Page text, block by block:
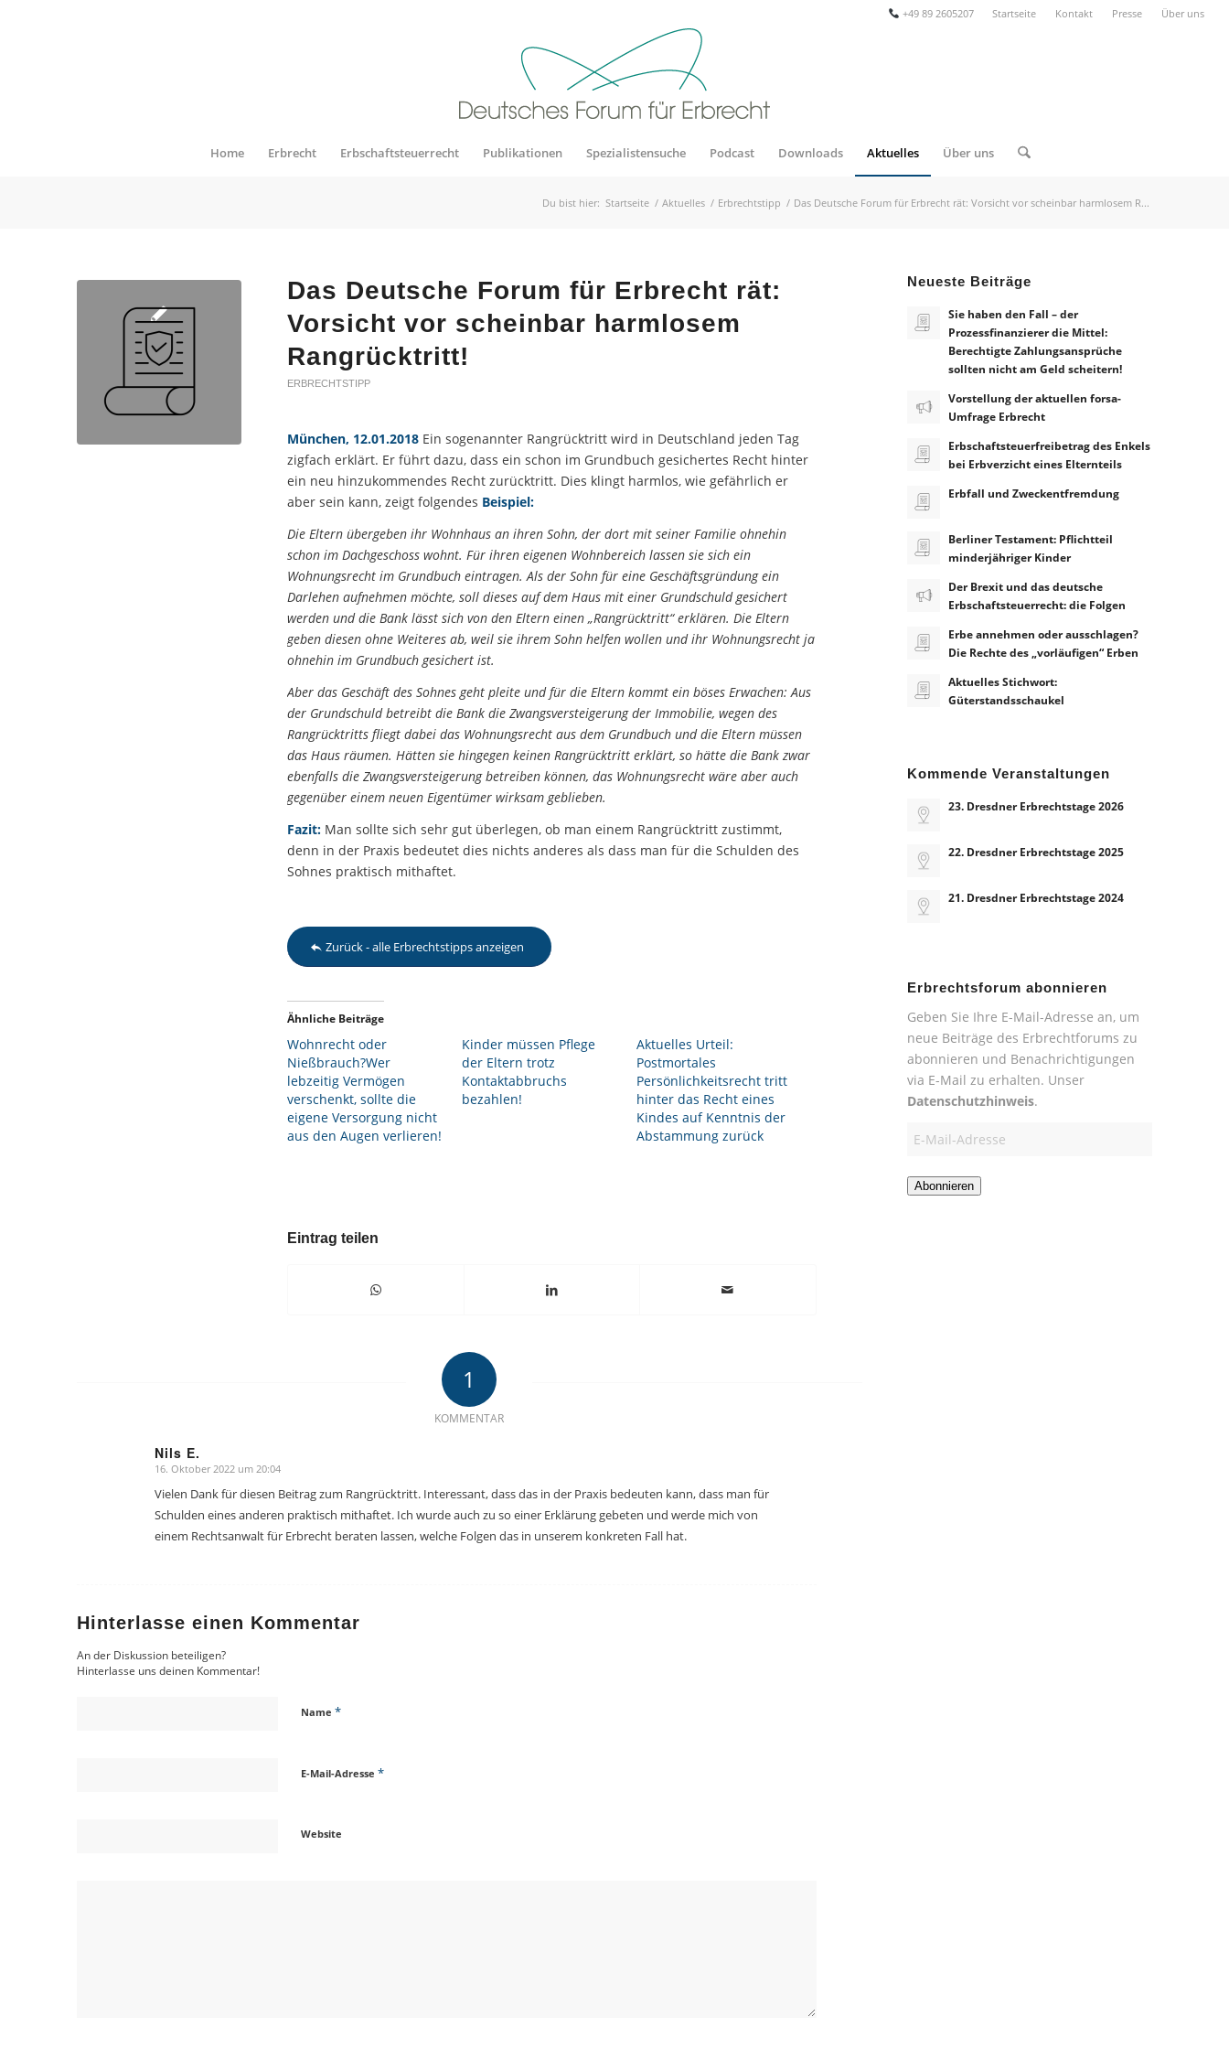
Startseite Kontakt Presse Über uns
+49 89 2605207
Home Erbrecht Erbschaftsteuerrecht Publikationen Spezialistensuche Podcast Downloads Aktuelles Über uns
Du bist hier: Startseite / Aktuelles / Erbrechtstipp / Das Deutsche Forum für Erbrecht rät: Vorsicht vor scheinbar harmlosem R...
Das Deutsche Forum für Erbrecht rät:
Vorsicht vor scheinbar harmlosem
Rangrücktritt!
ERBRECHTSTIPP
München, 12.01.2018Ein sogenannter Rangrücktritt wird in Deutschland jeden Tag
zigfach erklärt. Er führt dazu, dass ein schon im Grundbuch gesichertes Recht hinter
ein neu hinzukommendes Recht zurücktritt. Dies klingt harmlos, wie gefährlich er
aber sein kann, zeigt folgendes Beispiel:
Die Eltern übergeben ihr Wohnhaus an ihren Sohn, der dort mit seiner Familie ohnehin
schon im Dachgeschoss wohnt. Für ihren eigenen Wohnbereich lassen sie sich ein
Wohnungsrecht im Grundbuch eintragen. Als der Sohn für eine Geschäftsgründung ein
Darlehen aufnehmen möchte, soll dieses auf dem Haus mit einer Grundschuld gesichert
werden und die Bank lässt sich von den Eltern einen „Rangrücktritt“ erklären. Die Eltern
geben diesen ohne Weiteres ab, weil sie ihrem Sohn helfen wollen und ihr Wohnungsrecht ja
ohnehin im Grundbuch gesichert ist.
Aber das Geschäft des Sohnes geht pleite und für die Eltern kommt ein böses Erwachen: Aus
der Grundschuld betreibt die Bank die Zwangsversteigerung der Immobilie, wegen des
Rangrücktritts fliegt dabei das Wohnungsrecht aus dem Grundbuch und die Eltern müssen
das Haus räumen. Hätten sie hingegen keinen Rangrücktritt erklärt, so hätte die Bank zwar
ebenfalls die Zwangsversteigerung betreiben können, das Wohnungsrecht wäre aber auch
gegenüber einem neuen Eigentümer wirksam geblieben.
Fazit:Man sollte sich sehr gut überlegen, ob man einem Rangrücktritt zustimmt,
denn in der Praxis bedeutet dies nichts anderes als dass man für die Schulden des
Sohnes praktisch mithaftet.
Zurück - alle Erbrechtstipps anzeigen
Ähnliche Beiträge
Wohnrecht oder
Nießbrauch?Wer
lebzeitig Vermögen
verschenkt, sollte die
eigene Versorgung nicht
aus den Augen verlieren!
Kinder müssen Pflege
der Eltern trotz
Kontaktabbruchs
bezahlen!
Aktuelles Urteil:
Postmortales
Persönlichkeitsrecht tritt
hinter das Recht eines
Kindes auf Kenntnis der
Abstammung zurück
Eintrag teilen
1
KOMMENTAR
Nils E.
sagte:
16. Oktober 2022 um 20:04
Vielen Dank für diesen Beitrag zum Rangrücktritt. Interessant, dass das in der Praxis bedeuten kann, dass man für
Schulden eines anderen praktisch mithaftet. Ich wurde auch zu so einer Erklärung gebeten und werde mich von
einem Rechtsanwalt für Erbrecht beraten lassen, welche Folgen das in unserem konkreten Fall hat.
Hinterlasse einen Kommentar
An der Diskussion beteiligen?
Hinterlasse uns deinen Kommentar!
Name *
E-Mail-Adresse *
Website
Neueste Beiträge
Sie haben den Fall – der
Prozessfinanzierer die Mittel:
Berechtigte Zahlungsansprüche
sollten nicht am Geld scheitern!
Vorstellung der aktuellen forsa-
Umfrage Erbrecht
Erbschaftsteuerfreibetrag des Enkels
bei Erbverzicht eines Elternteils
Erbfall und Zweckentfremdung
Berliner Testament: Pflichtteil
minderjähriger Kinder
Der Brexit und das deutsche
Erbschaftsteuerrecht: die Folgen
Erbe annehmen oder ausschlagen?
Die Rechte des „vorläufigen“ Erben
Aktuelles Stichwort:
Güterstandsschaukel
Kommende Veranstaltungen
23. Dresdner Erbrechtstage 2026
22. Dresdner Erbrechtstage 2025
21. Dresdner Erbrechtstage 2024
Erbrechtsforum abonnieren
Geben Sie Ihre E-Mail-Adresse an, um
neue Beiträge des Erbrechtforums zu
abonnieren und Benachrichtigungen
via E-Mail zu erhalten. Unser
Datenschutzhinweis.
E-
Adresse
Abonnieren